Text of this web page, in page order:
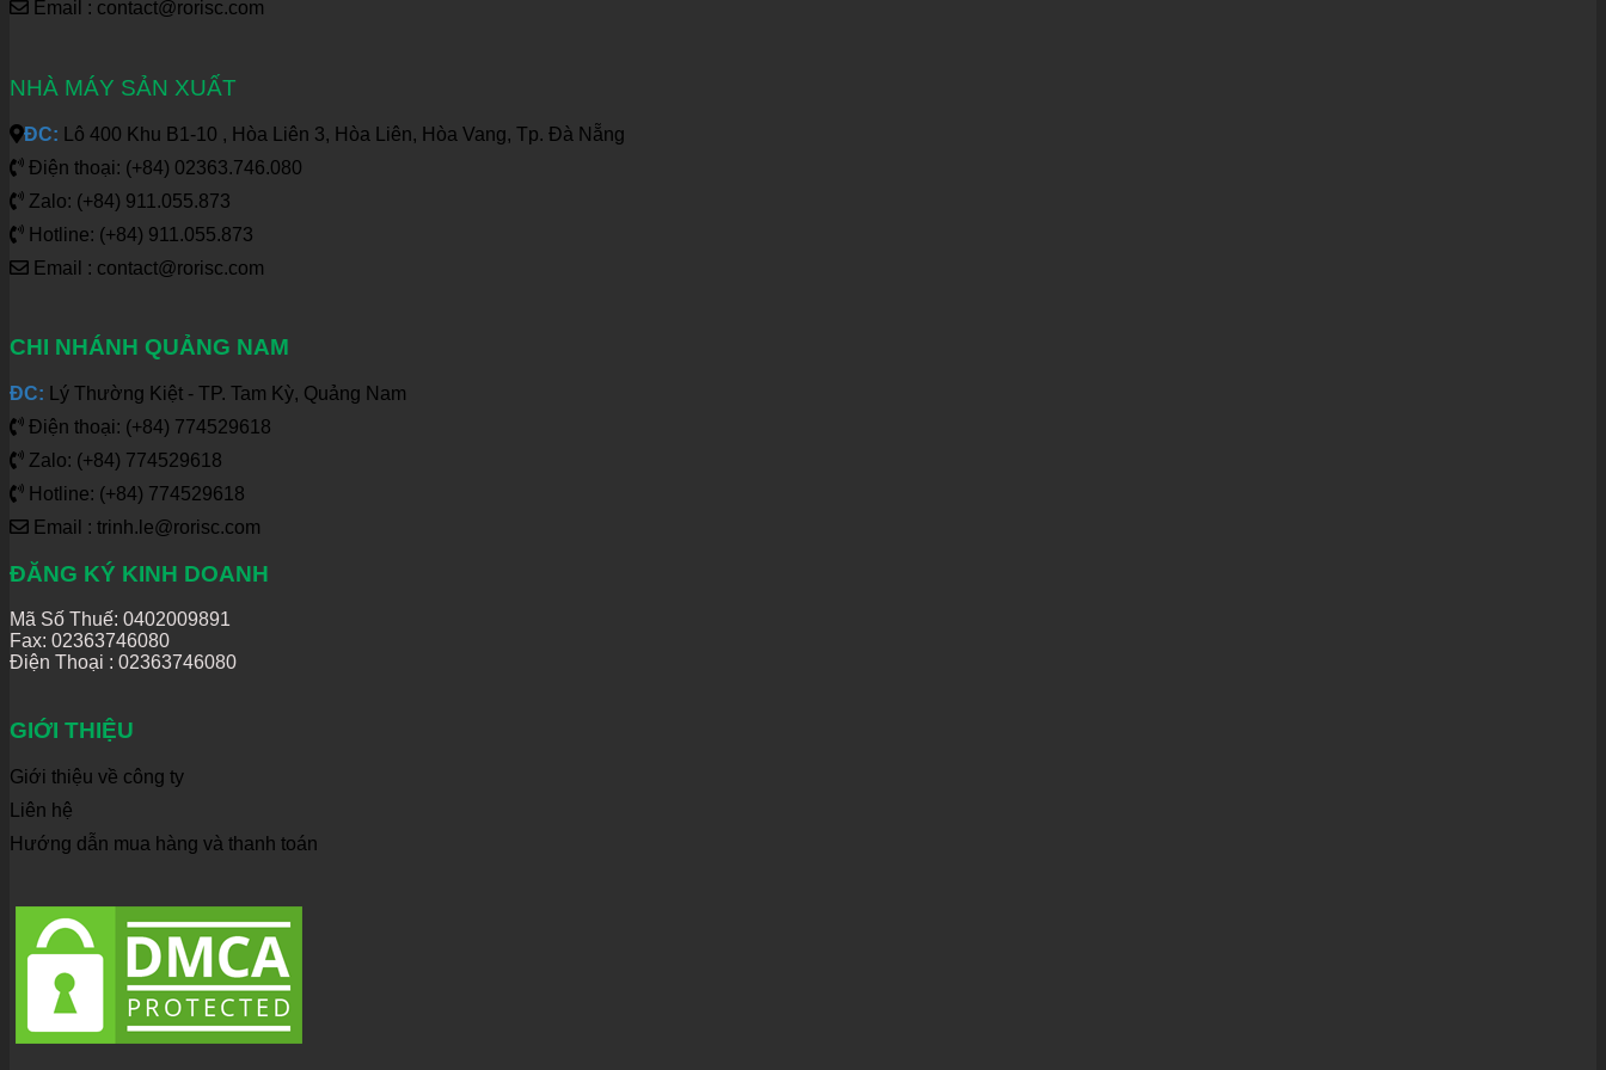
Email : contact@rorisc.com
NHÀ MÁY SẢN XUẤT
ĐC: Lô 400 Khu B1-10 , Hòa Liên 3, Hòa Liên, Hòa Vang, Tp. Đà Nẵng
Điện thoại: (+84) 02363.746.080
Zalo: (+84) 911.055.873
Hotline: (+84) 911.055.873
Email : contact@rorisc.com
CHI NHÁNH QUẢNG NAM
ĐC: Lý Thường Kiệt - TP. Tam Kỳ, Quảng Nam
Điện thoại: (+84) 774529618
Zalo: (+84) 774529618
Hotline: (+84) 774529618
Email : trinh.le@rorisc.com
ĐĂNG KÝ KINH DOANH
Mã Số Thuế: 0402009891
Fax: 02363746080
Điện Thoại : 02363746080
GIỚI THIỆU
Giới thiệu về công ty
Liên hệ
Hướng dẫn mua hàng và thanh toán